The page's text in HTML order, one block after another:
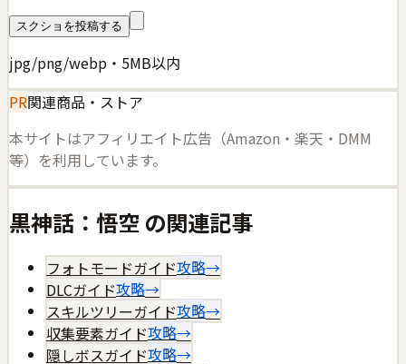
スクショを投稿する
jpg/png/webp・5MB以内
PR関連商品・ストア
本サイトはアフィリエイト広告（Amazon・楽天・DMM
等）を利用しています。
黒神話：悟空の関連記事
フォトモードガイド攻略→
DLCガイド攻略→
スキルツリーガイド攻略→
収集要素ガイド攻略→
隠しボスガイド攻略→